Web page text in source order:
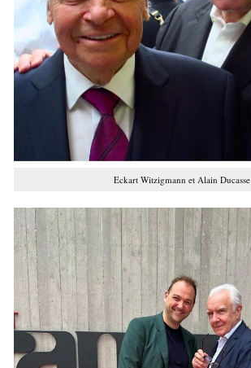
Eckart Witzigmann et Alain Ducasse